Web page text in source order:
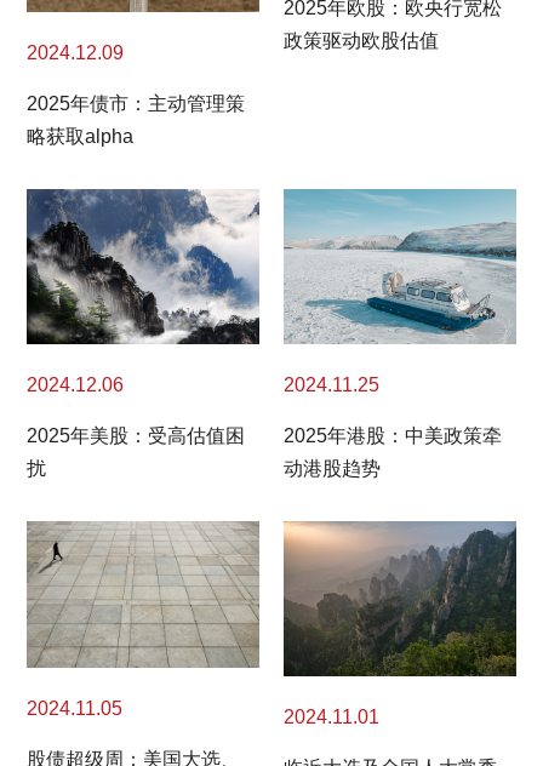
2024.12.09
2025年债市：主动管理策
略获取alpha
2025年欧股：欧央行宽松
政策驱动欧股估值
2024.12.06
2025年美股：受高估值困
扰
2024.11.25
2025年港股：中美政策牵
动港股趋势
2024.11.05
股债超级周：美国大选、
2024.11.01